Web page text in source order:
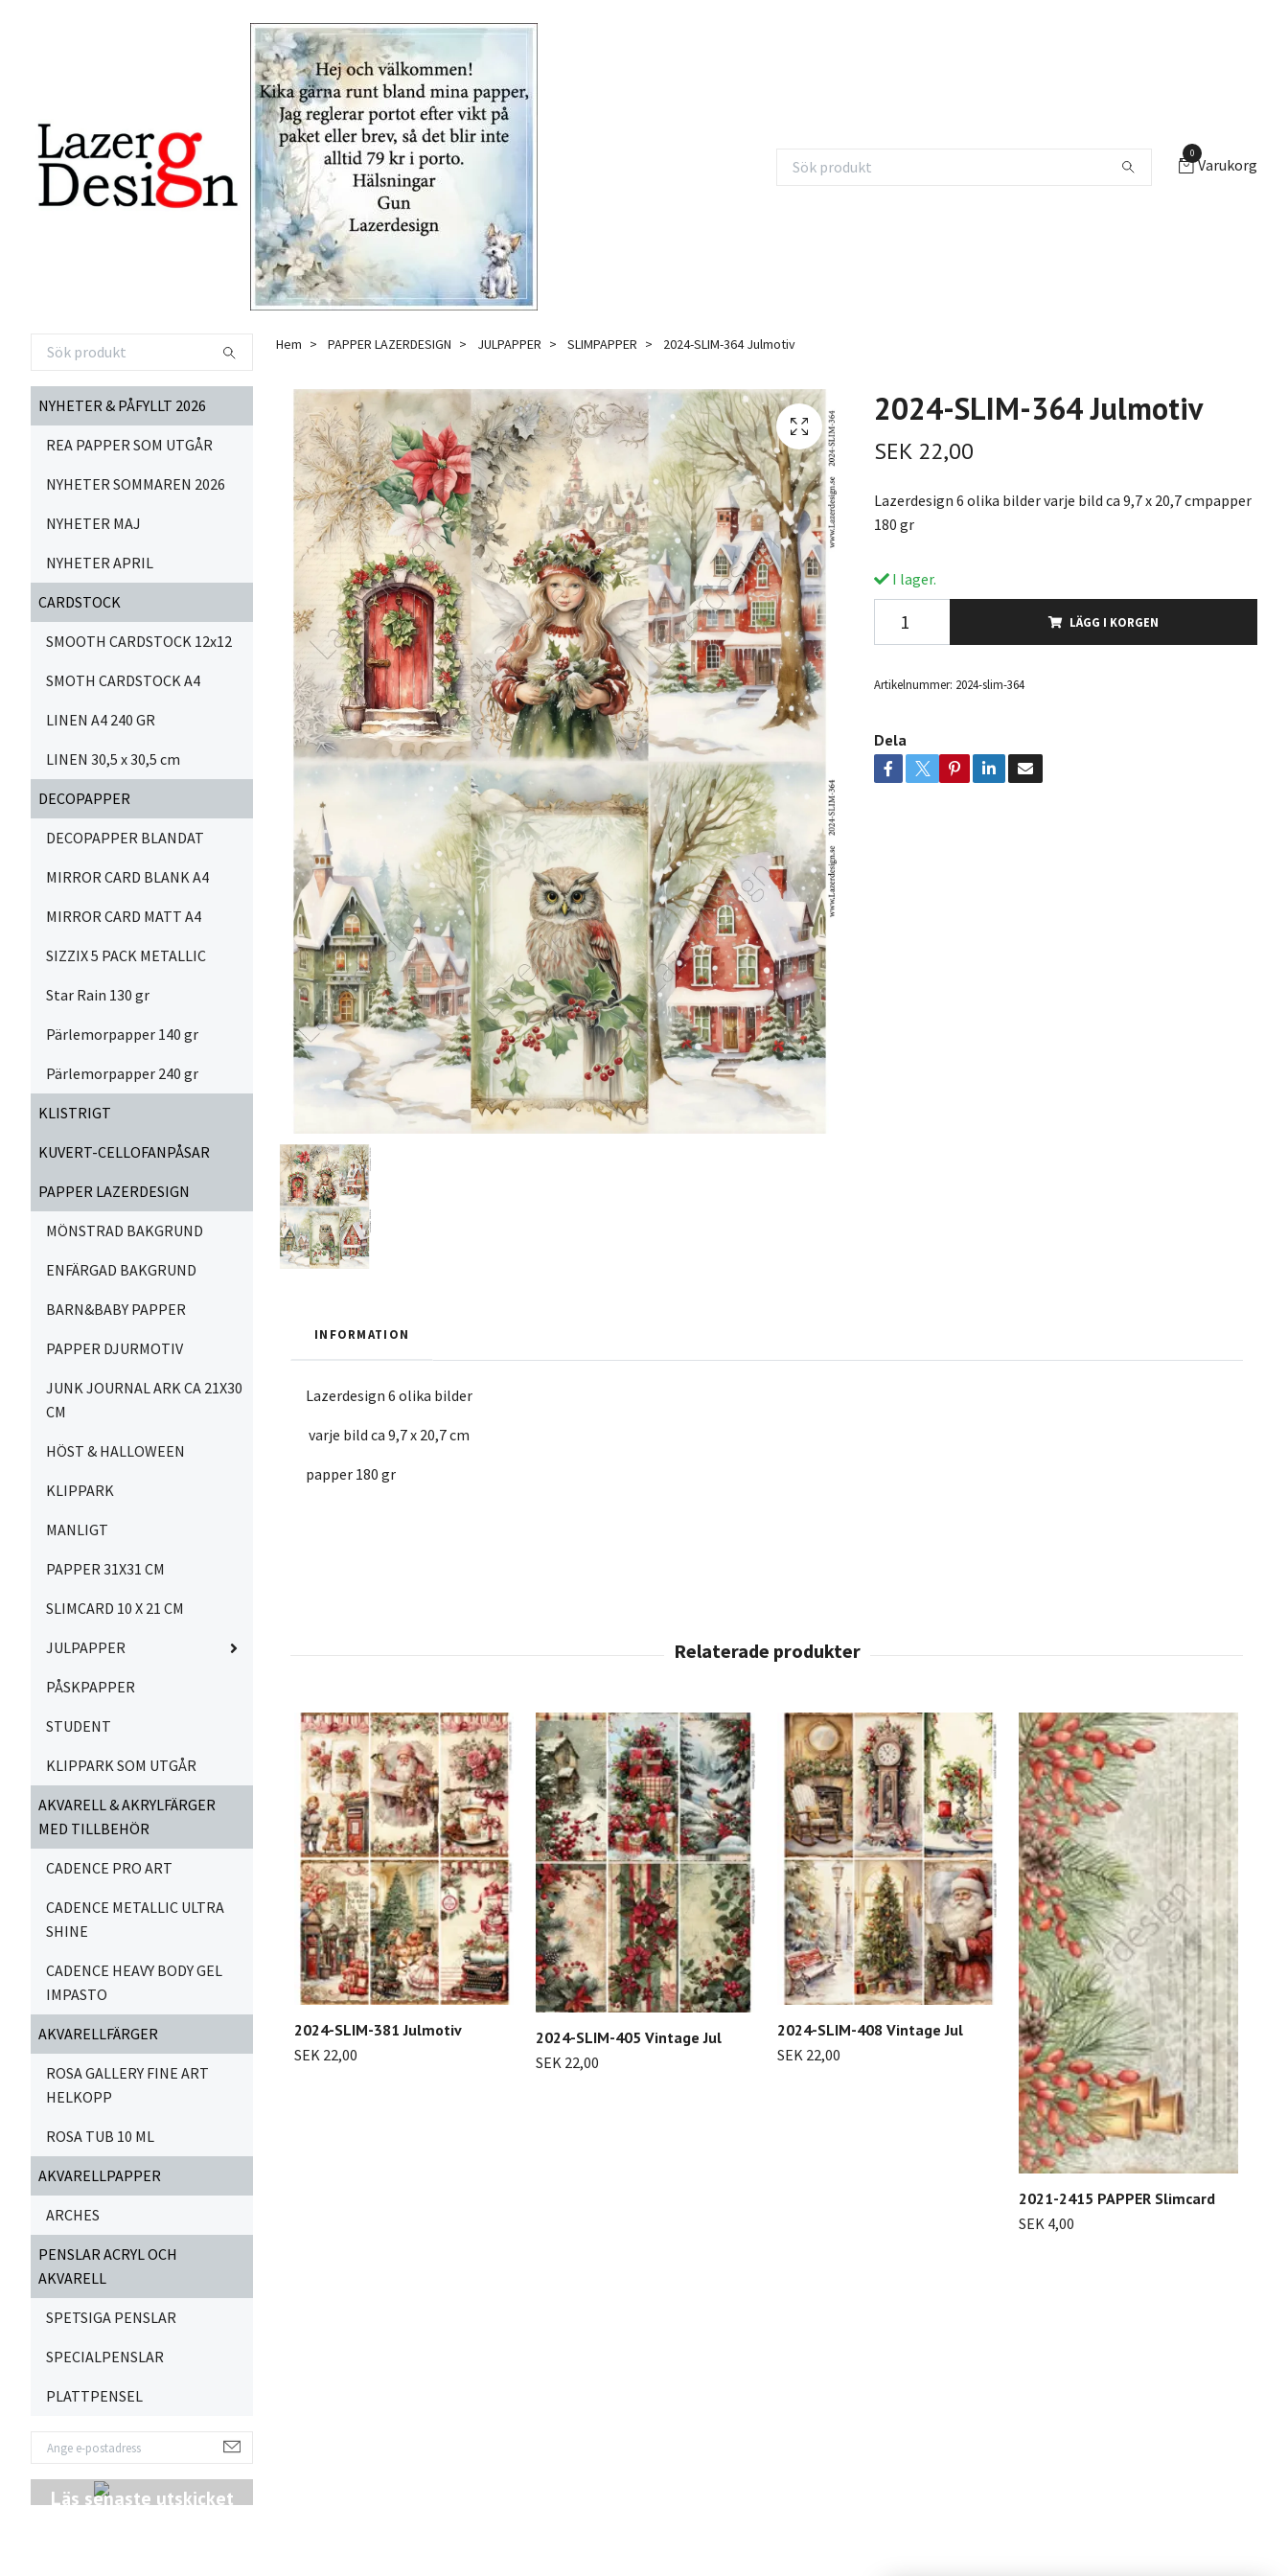
0
Varukorg
NYHETER & PÅFYLLT 2026
REA PAPPER SOM UTGÅR
NYHETER SOMMAREN 2026
NYHETER MAJ
NYHETER APRIL
CARDSTOCK
SMOOTH CARDSTOCK 12x12
SMOTH CARDSTOCK A4
LINEN A4 240 GR
LINEN 30,5 x 30,5 cm
DECOPAPPER
DECOPAPPER BLANDAT
MIRROR CARD BLANK A4
MIRROR CARD MATT A4
SIZZIX 5 PACK METALLIC
Star Rain 130 gr
Pärlemorpapper 140 gr
Pärlemorpapper 240 gr
KLISTRIGT
KUVERT-CELLOFANPÅSAR
PAPPER LAZERDESIGN
MÖNSTRAD BAKGRUND
ENFÄRGAD BAKGRUND
BARN&BABY PAPPER
PAPPER DJURMOTIV
JUNK JOURNAL ARK CA 21X30
CM
HÖST & HALLOWEEN
KLIPPARK
MANLIGT
PAPPER 31X31 CM
SLIMCARD 10 X 21 CM
JULPAPPER
PÅSKPAPPER
STUDENT
KLIPPARK SOM UTGÅR
AKVARELL & AKRYLFÄRGER
MED TILLBEHÖR
CADENCE PRO ART
CADENCE METALLIC ULTRA
SHINE
CADENCE HEAVY BODY GEL
IMPASTO
AKVARELLFÄRGER
ROSA GALLERY FINE ART
HELKOPP
ROSA TUB 10 ML
AKVARELLPAPPER
ARCHES
PENSLAR ACRYL OCH
AKVARELL
SPETSIGA PENSLAR
SPECIALPENSLAR
PLATTPENSEL
Läs senaste utskicket
Hem PAPPER LAZERDESIGN JULPAPPER SLIMPAPPER 2024-SLIM-364 Julmotiv
2024-SLIM-364 Julmotiv
SEK 22,00
Lazerdesign 6 olika bilder varje bild ca 9,7 x 20,7 cmpapper
180 gr
I lager.
LÄGG I KORGEN
Artikelnummer: 2024-slim-364
Dela
INFORMATION
Lazerdesign 6 olika bilder
varje bild ca 9,7 x 20,7 cm
papper 180 gr
2024-SLIM-381 Julmotiv
SEK 22,00
2024-SLIM-405 Vintage Jul
SEK 22,00
2024-SLIM-408 Vintage Jul
SEK 22,00
2021-2415 PAPPER Slimcard
SEK 4,00